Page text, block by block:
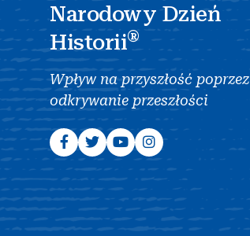
Narodowy Dzień
Historii®
Wpływ na przyszłość poprzez
odkrywanie przeszłości